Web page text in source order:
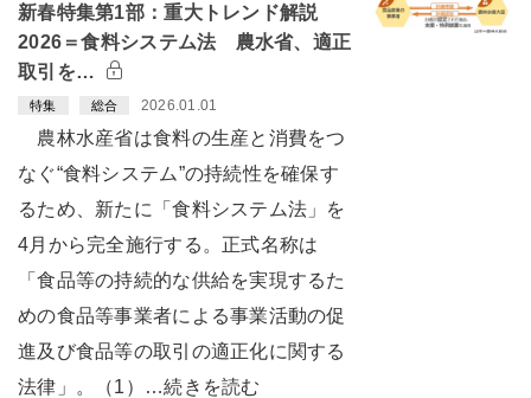
新春特集第1部：重大トレンド解説
2026＝食料システム法 農水省、適正
取引を…
特集 総合 2026.01.01
農林水産省は食料の生産と消費をつ
なぐ“食料システム”の持続性を確保す
るため、新たに「食料システム法」を
4月から完全施行する。正式名称は
「食品等の持続的な供給を実現するた
めの食品等事業者による事業活動の促
進及び食品等の取引の適正化に関する
法律」。（1）…続きを読む